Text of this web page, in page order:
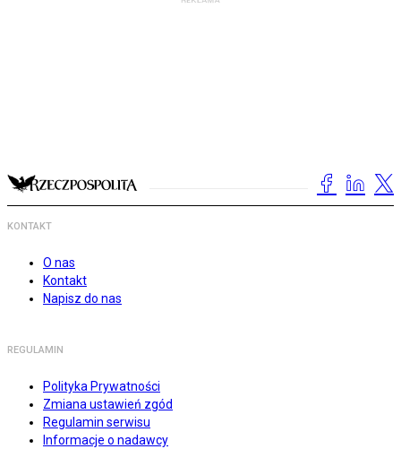
KONTAKT
O nas
Kontakt
Napisz do nas
REGULAMIN
Polityka Prywatności
Zmiana ustawień zgód
Regulamin serwisu
Informacje o nadawcy